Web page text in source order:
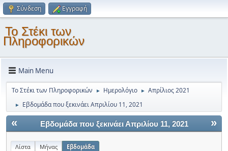
Σύνδεση Εγγραφή
Το Στέκι των
Πληροφορικών
Main Menu
Το Στέκι των Πληροφορικών ► Ημερολόγιο ► Απρίλιος 2021
► Εβδομάδα που ξεκινάει Απριλίου 11, 2021
« »
Εβδομάδα που ξεκινάει Απριλίου 11, 2021
Λίστα Μήνας Εβδομάδα